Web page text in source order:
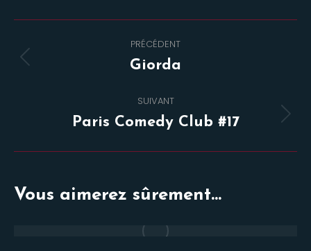
de
PRÉCÉDENT
Onglet
Giorda
SUIVANT
Projets
Paris Comedy Club #17
Vous aimerez sûrement...